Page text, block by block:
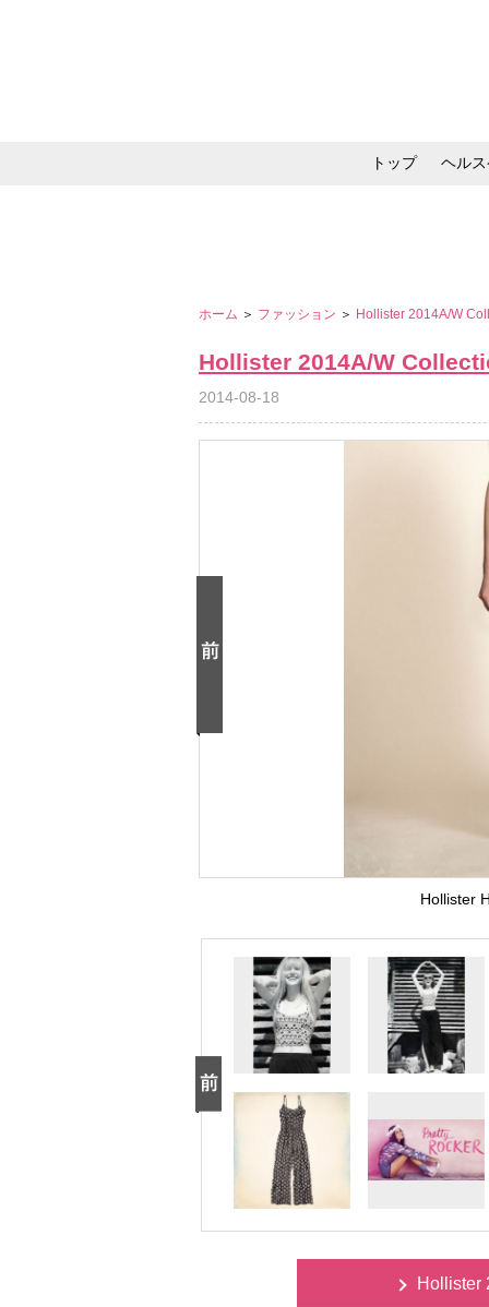
トップ ヘル
ホーム ＞ ファッション ＞ Hollister 2014A/W
Hollister 2014A/W
2014-08-18
Hollister
Hollister